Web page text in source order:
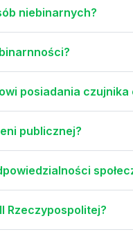
niebinarnych?
posiadania czujnika
publicznej?
Rzeczypospolitej?